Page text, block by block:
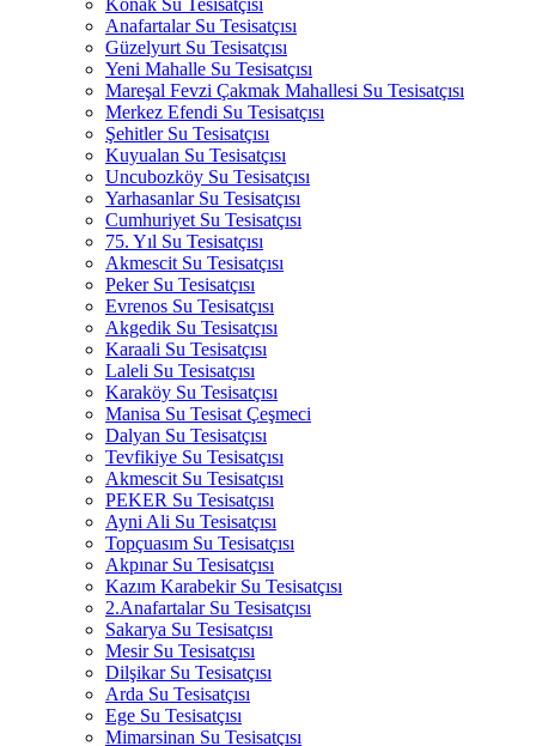
Konak Su Tesisatçısı
Anafartalar Su Tesisatçısı
Güzelyurt Su Tesisatçısı
Yeni Mahalle Su Tesisatçısı
Mareşal Fevzi Çakmak Mahallesi Su Tesisatçısı
Merkez Efendi Su Tesisatçısı
Şehitler Su Tesisatçısı
Kuyualan Su Tesisatçısı
Uncubozköy Su Tesisatçısı
Yarhasanlar Su Tesisatçısı
Cumhuriyet Su Tesisatçısı
75. Yıl Su Tesisatçısı
Akmescit Su Tesisatçısı
Peker Su Tesisatçısı
Evrenos Su Tesisatçısı
Akgedik Su Tesisatçısı
Karaali Su Tesisatçısı
Laleli Su Tesisatçısı
Karaköy Su Tesisatçısı
Manisa Su Tesisat Çeşmeci
Dalyan Su Tesisatçısı
Tevfikiye Su Tesisatçısı
Akmescit Su Tesisatçısı
PEKER Su Tesisatçısı
Ayni Ali Su Tesisatçısı
Topçuasım Su Tesisatçısı
Akpınar Su Tesisatçısı
Kazım Karabekir Su Tesisatçısı
2.Anafartalar Su Tesisatçısı
Sakarya Su Tesisatçısı
Mesir Su Tesisatçısı
Dilşikar Su Tesisatçısı
Arda Su Tesisatçısı
Ege Su Tesisatçısı
Mimarsinan Su Tesisatçısı